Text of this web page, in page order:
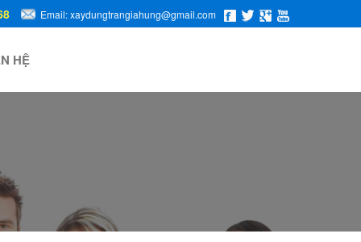
Email: xaydungtrangiahung@gmail.com
HỆ